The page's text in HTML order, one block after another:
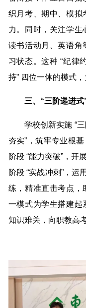
织月考、期中、模拟
力。同时，关注学生
读书活动月、英语角
习状态。这种 “纪律
持” 四位一体的模式
三、“三阶递进
学校创新实施 “
夯实”，筑牢专业根
阶段 “能力突破”，开
阶段 “实战冲刺”，运
练，精准直击考点，
一模式为学生搭建起
知识难关，向职教高